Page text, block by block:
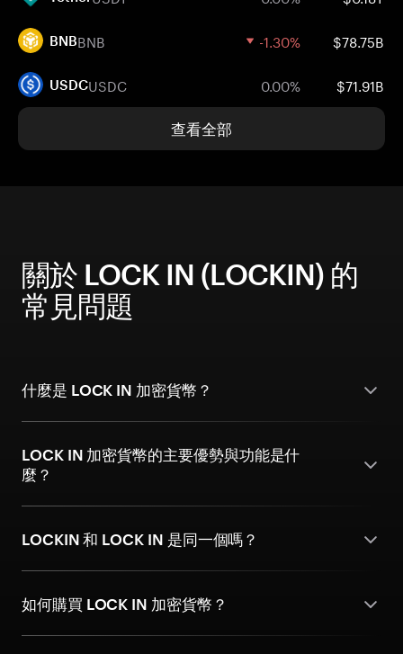
BNBBNB -1.30% $78.75B
USDCUSDC 0.00% $71.91B
查看全部
關於 LOCK IN (LOCKIN) 的
常見問題
什麼是 LOCK IN 加密貨幣？
LOCK IN 加密貨幣的主要優勢與功能是什
麼？
LOCKIN 和 LOCK IN 是同一個嗎？
如何購買 LOCK IN 加密貨幣？